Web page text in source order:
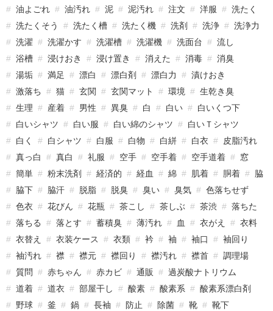
油よごれ 油汚れ 泥 泥汚れ 注文 洋服
洗たく
洗たくそう
洗たく槽 洗たく機 洗剤 洗浄
洗浄力
洗濯
洗濯かす 洗濯槽 洗濯機 洗面台
流し
浴槽
浸けおき 浸け置き 消えた 消毒
消臭
湯垢
満足 漂白 漂白剤 漂白力
漬けおき
激落ち
猫 玄関 玄関マット 環境
生乾き臭
生理
産着 男性 異臭 白 白い
白いくつ下
白いシャツ
白い服 白い綿のシャツ
白いＴシャツ
白く
白シャツ 白服 白物 白絣 白衣
皮脂汚れ
真っ白
真白 礼服 空手 空手着 空手道着
窓
簡単
粉末洗剤 経済的 経血 綿 肌着 胴着
脇
脇下
脇汗 脱脂 脱臭 臭い 臭気
色落ちせず
色衣
花びん 花瓶 茶こし 茶しぶ 茶渋
落ちた
落ちる
落とす 蓄積臭 薄汚れ 血 衣がえ
衣料
衣替え
衣装ケース 衣類 衿 袖 袖口
袖回り
袖汚れ
襟 襟元 襟回り 襟汚れ 襟首
調理場
質問
赤ちゃん 赤カビ 通販
過炭酸ナトリウム
道着
道衣 部屋干し 酸素 酸素系
酸素系漂白剤
野球
釜 鍋 長袖 防止 除菌 靴
靴下